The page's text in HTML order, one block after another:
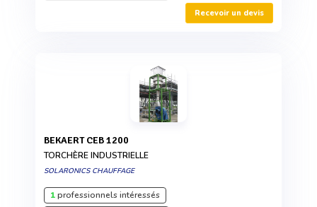
Recevoir un devis
BEKAERT CEB 1200
TORCHÈRE INDUSTRIELLE
SOLARONICS CHAUFFAGE
1professionnels intéressés